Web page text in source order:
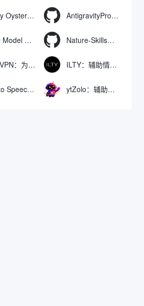
Happy Oyster AI：生成可交互式3D虚拟世界与视频的大模型 AntigravityProxyLauncher：免TUN全局代理使用Antigravity IDE
AI 3D Model Generator：通过文本和图像快速生成3D模型的在线工具 Nature-Skills：辅助撰写学术论文和绘制科研图表的智能体插件
AimiliVPN：为Linux提供纯净出站家庭IP的VPN代理网关 ILTY：辅助情绪疏导与提供行动建议的AI陪伴工具
Text to Speech AI：支持多说话人与情感控制的文字转语音工具 ytZolo：辅助创建和优化YouTube视频内容的生成工具